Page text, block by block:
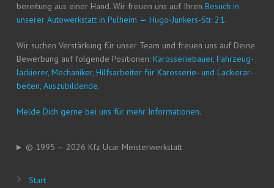
be­rei­tung aus einer Hand. Wir freu­en uns auf Ihren Besuch in
unse­rer Auto­werk­statt in Pul­heim — Hugo-Jun­kers-Str. 21.
Wir suchen Ver­stär­kung für unser Team und freu­en uns auf Dei­ne
Bewer­bung auf fol­gen­de Posi­tio­nen: Karos­se­rie­bau­er, Fahr­zeug­
la­ckie­rer, Mecha­ni­ker, Hilfs­ar­bei­ter für Karos­se­rie- und Lackier­ar­
bei­ten, Auszubildende.
Mel­de Dich ger­ne bei uns für mehr Informationen.
© 1995 — 2026 Kfz Ucar Meisterwerkstatt
Start